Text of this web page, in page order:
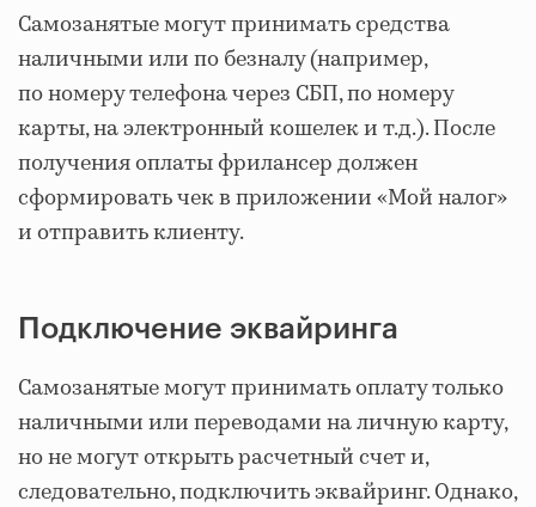
Самозанятые могут принимать средства
наличными или по безналу (например,
по номеру телефона через СБП, по номеру
карты, на электронный кошелек и т.д.). После
получения оплаты фрилансер должен
сформировать чек в приложении «Мой налог»
и отправить клиенту.
Подключение эквайринга
Самозанятые могут принимать оплату только
наличными или переводами на личную карту,
но не могут открыть расчетный счет и,
следовательно, подключить эквайринг. Однако,